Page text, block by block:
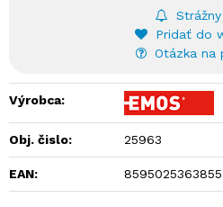
Pridať do
Otázka na
Výrobca:
Obj. čislo: 25963
EAN: 8595025363855